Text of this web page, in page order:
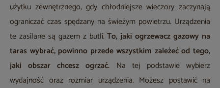
użytku zewnętrznego, gdy chłodniejsze wieczory zaczynają
ograniczać czas spędzany na świeżym powietrzu. Urządzenia
te zasilane są gazem z butli.To, jaki ogrzewacz gazowy na
taras wybrać, powinno przede wszystkim zależeć od tego,
jaki obszar chcesz ogrzać. Na tej podstawie wybierz
wydajność oraz rozmiar urządzenia. Możesz postawić na